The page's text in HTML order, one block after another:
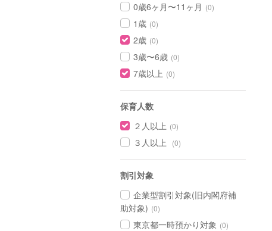
0歳6ヶ月〜11ヶ月 (0)
1歳 (0)
2歳 (0)
3歳〜6歳 (0)
7歳以上 (0)
保育人数
２人以上 (0)
３人以上 (0)
割引対象
企業型割引対象(旧内閣府補
助対象) (0)
東京都一時預かり対象 (0)